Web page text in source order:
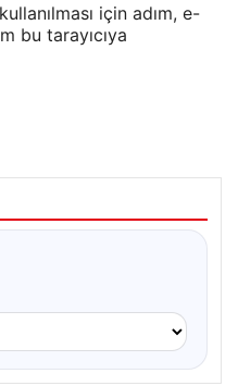
için adım, e-
bu tarayıcıya